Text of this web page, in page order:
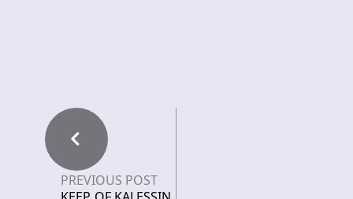
PREVIOUS POST